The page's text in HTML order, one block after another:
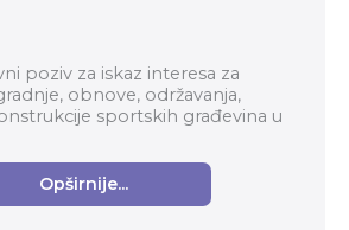
poziv za iskaz interesa za
obnove, održavanja,
sportskih građevina u
Opširnije...